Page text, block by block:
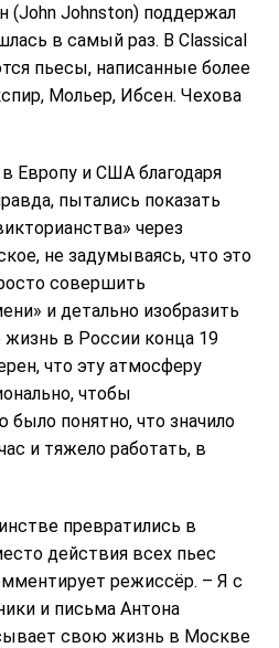
Johnston) поддержал
в самый раз. В Classical
пьесы, написанные более
Мольер, Ибсен. Чехова
Европу и США благодаря
пытались показать
через
не задумываясь, что это
совершить
и детально изобразить
в России конца 19
что эту атмосферу
чтобы
понятно, что значило
и тяжело работать, в
превратились в
действия всех пьес
режиссёр. – Я с
и письма Антона
свою жизнь в Москве